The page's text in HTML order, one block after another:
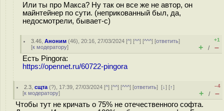
Или ты про Макса? Ну так он все же не автор, он
майнтейнер по сути. (неприкованный был, да,
недосмотрели, бывает-с)
3.46 ,Аноним (46), 20:16, 27/03/2024 [^] [^^] [^^^] [ответить]
[к модератору]
+1
+ / –
Есть Pingora:
https://opennet.ru/60722-pingora
2.3 ,сщта (?), 17:39, 27/03/2024 [^] [^^] [^^^] [ответить][↓] [↑]
[к модератору]
–4
+ / –
Чтобы тут не кричать о 75% не отечественного софта.